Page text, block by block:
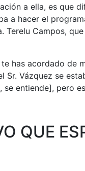
a ella, es que
hacer el
Campos,
has acordado
Vázquez se
entiende], pero
QUE